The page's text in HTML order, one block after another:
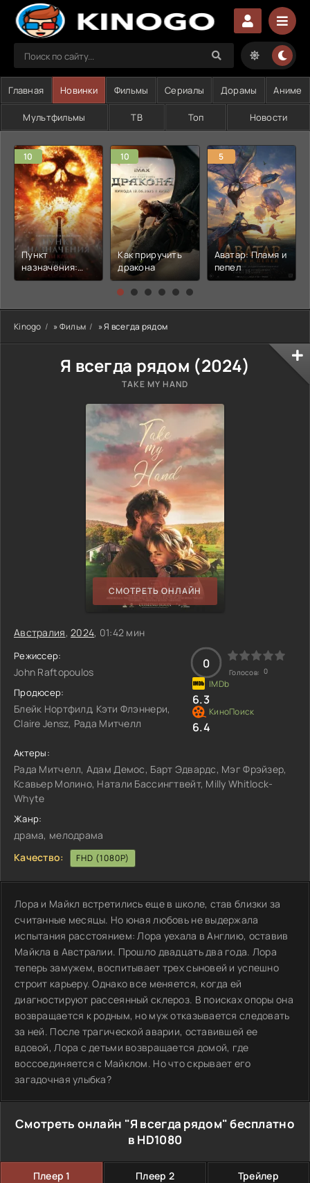
Главная Новинки Фильмы Сериалы Дорамы Аниме
Мультфильмы ТВ Топ Новости
10
Пункт
назначения:
Узы крови
10
Как приручить
дракона
5
Аватар: Пламя и
пепел
Kinogo »Фильм » Я всегда рядом
Я всегда рядом (2024)
TAKE MY HAND
СМОТРЕТЬ ОНЛАЙН
Австралия,2024, 01:42 мин
Режиссер:
John Raftopoulos
Продюсер:
Блейк Нортфилд, Кэти Флэннери,
Claire Jensz, Рада Митчелл
0
Голосов: 0
6.3
6.4
Актеры:
Рада Митчелл, Адам Демос, Барт Эдвардс, Мэг Фрэйзер,
Ксавьер Молино, Натали Бассингтвейт, Milly Whitlock-
Whyte
Жанр:
драма, мелодрама
Качество:
FHD (1080P)
Лора и Майкл встретились еще в школе, став близки за
считанные месяцы. Но юная любовь не выдержала
испытания расстоянием: Лора уехала в Англию, оставив
Майкла в Австралии. Прошло двадцать два года. Лора
теперь замужем, воспитывает трех сыновей и успешно
строит карьеру. Однако все меняется, когда ей
диагностируют рассеянный склероз. В поисках опоры она
возвращается к родным, но муж отказывается следовать
за ней. После трагической аварии, оставившей ее
вдовой, Лора с детьми возвращается домой, где
воссоединяется с Майклом. Но что скрывает его
загадочная улыбка?
Смотреть онлайн "Я всегда рядом" бесплатно
в HD1080
Плеер 1 Плеер 2 Трейлер